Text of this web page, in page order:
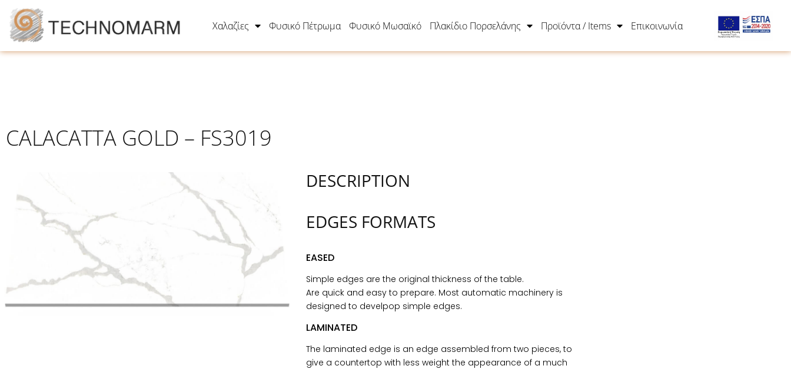
Χαλαζίες Φυσικό Πέτρωμα Φυσικό Μωσαϊκό Πλακίδιο Πορσελάνης Προϊόντα / Items Επικοινωνία
CALACATTA GOLD – FS3019
DESCRIPTION
EDGES FORMATS
EASED
Simple edges are the original thickness of the table.
Are quick and easy to prepare. Most automatic machinery is
designed to develpop simple edges.
LAMINATED
The laminated edge is an edge assembled from two pieces, to
give a countertop with less weight the appearance of a much